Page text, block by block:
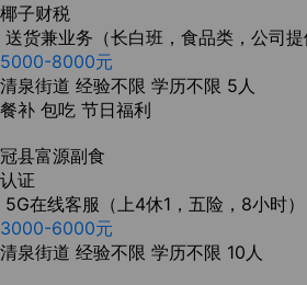
椰子财税
送货兼业务（长白班，食品类，公司提
5000-8000元
清泉街道 经验不限 学历不限 5人
餐补 包吃 节日福利
冠县富源副食
认证
5G在线客服（上4休1，五险，8小时）
3000-6000元
清泉街道 经验不限 学历不限 10人